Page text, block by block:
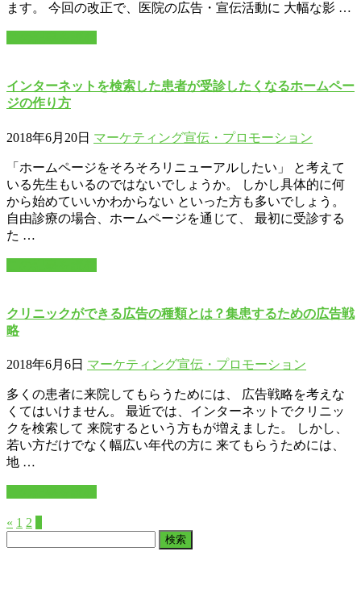
ます。 今回の改正で、医院の広告・宣伝活動に 大幅な影 …
インターネットを検索した患者が受診したくなるホームペー
ジの作り方
2018年6月20日 マーケティング宣伝・プロモーション
「ホームページをそろそろリニューアルしたい」 と考えて
いる先生もいるのではないでしょうか。 しかし具体的に何
から始めていいかわからない といった方も多いでしょう。
自由診療の場合、ホームページを通じて、 最初に受診する
た …
クリニックができる広告の種類とは？集患するための広告戦
略
2018年6月6日 マーケティング宣伝・プロモーション
多くの患者に来院してもらうためには、 広告戦略を考えな
くてはいけません。 最近では、インターネットでクリニッ
クを検索して 来院するという方もが増えました。 しかし、
若い方だけでなく幅広い年代の方に 来てもらうためには、
地 …
« 1 2